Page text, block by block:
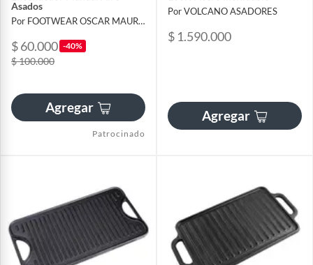
Asados
Por FOOTWEAR OSCAR MAURICIO BELTRAN BELTRAN
$ 60.000 -40%
$ 100.000
Agregar
Patrocinado
Por VOLCANO ASADORES
$ 1.590.000
Agregar